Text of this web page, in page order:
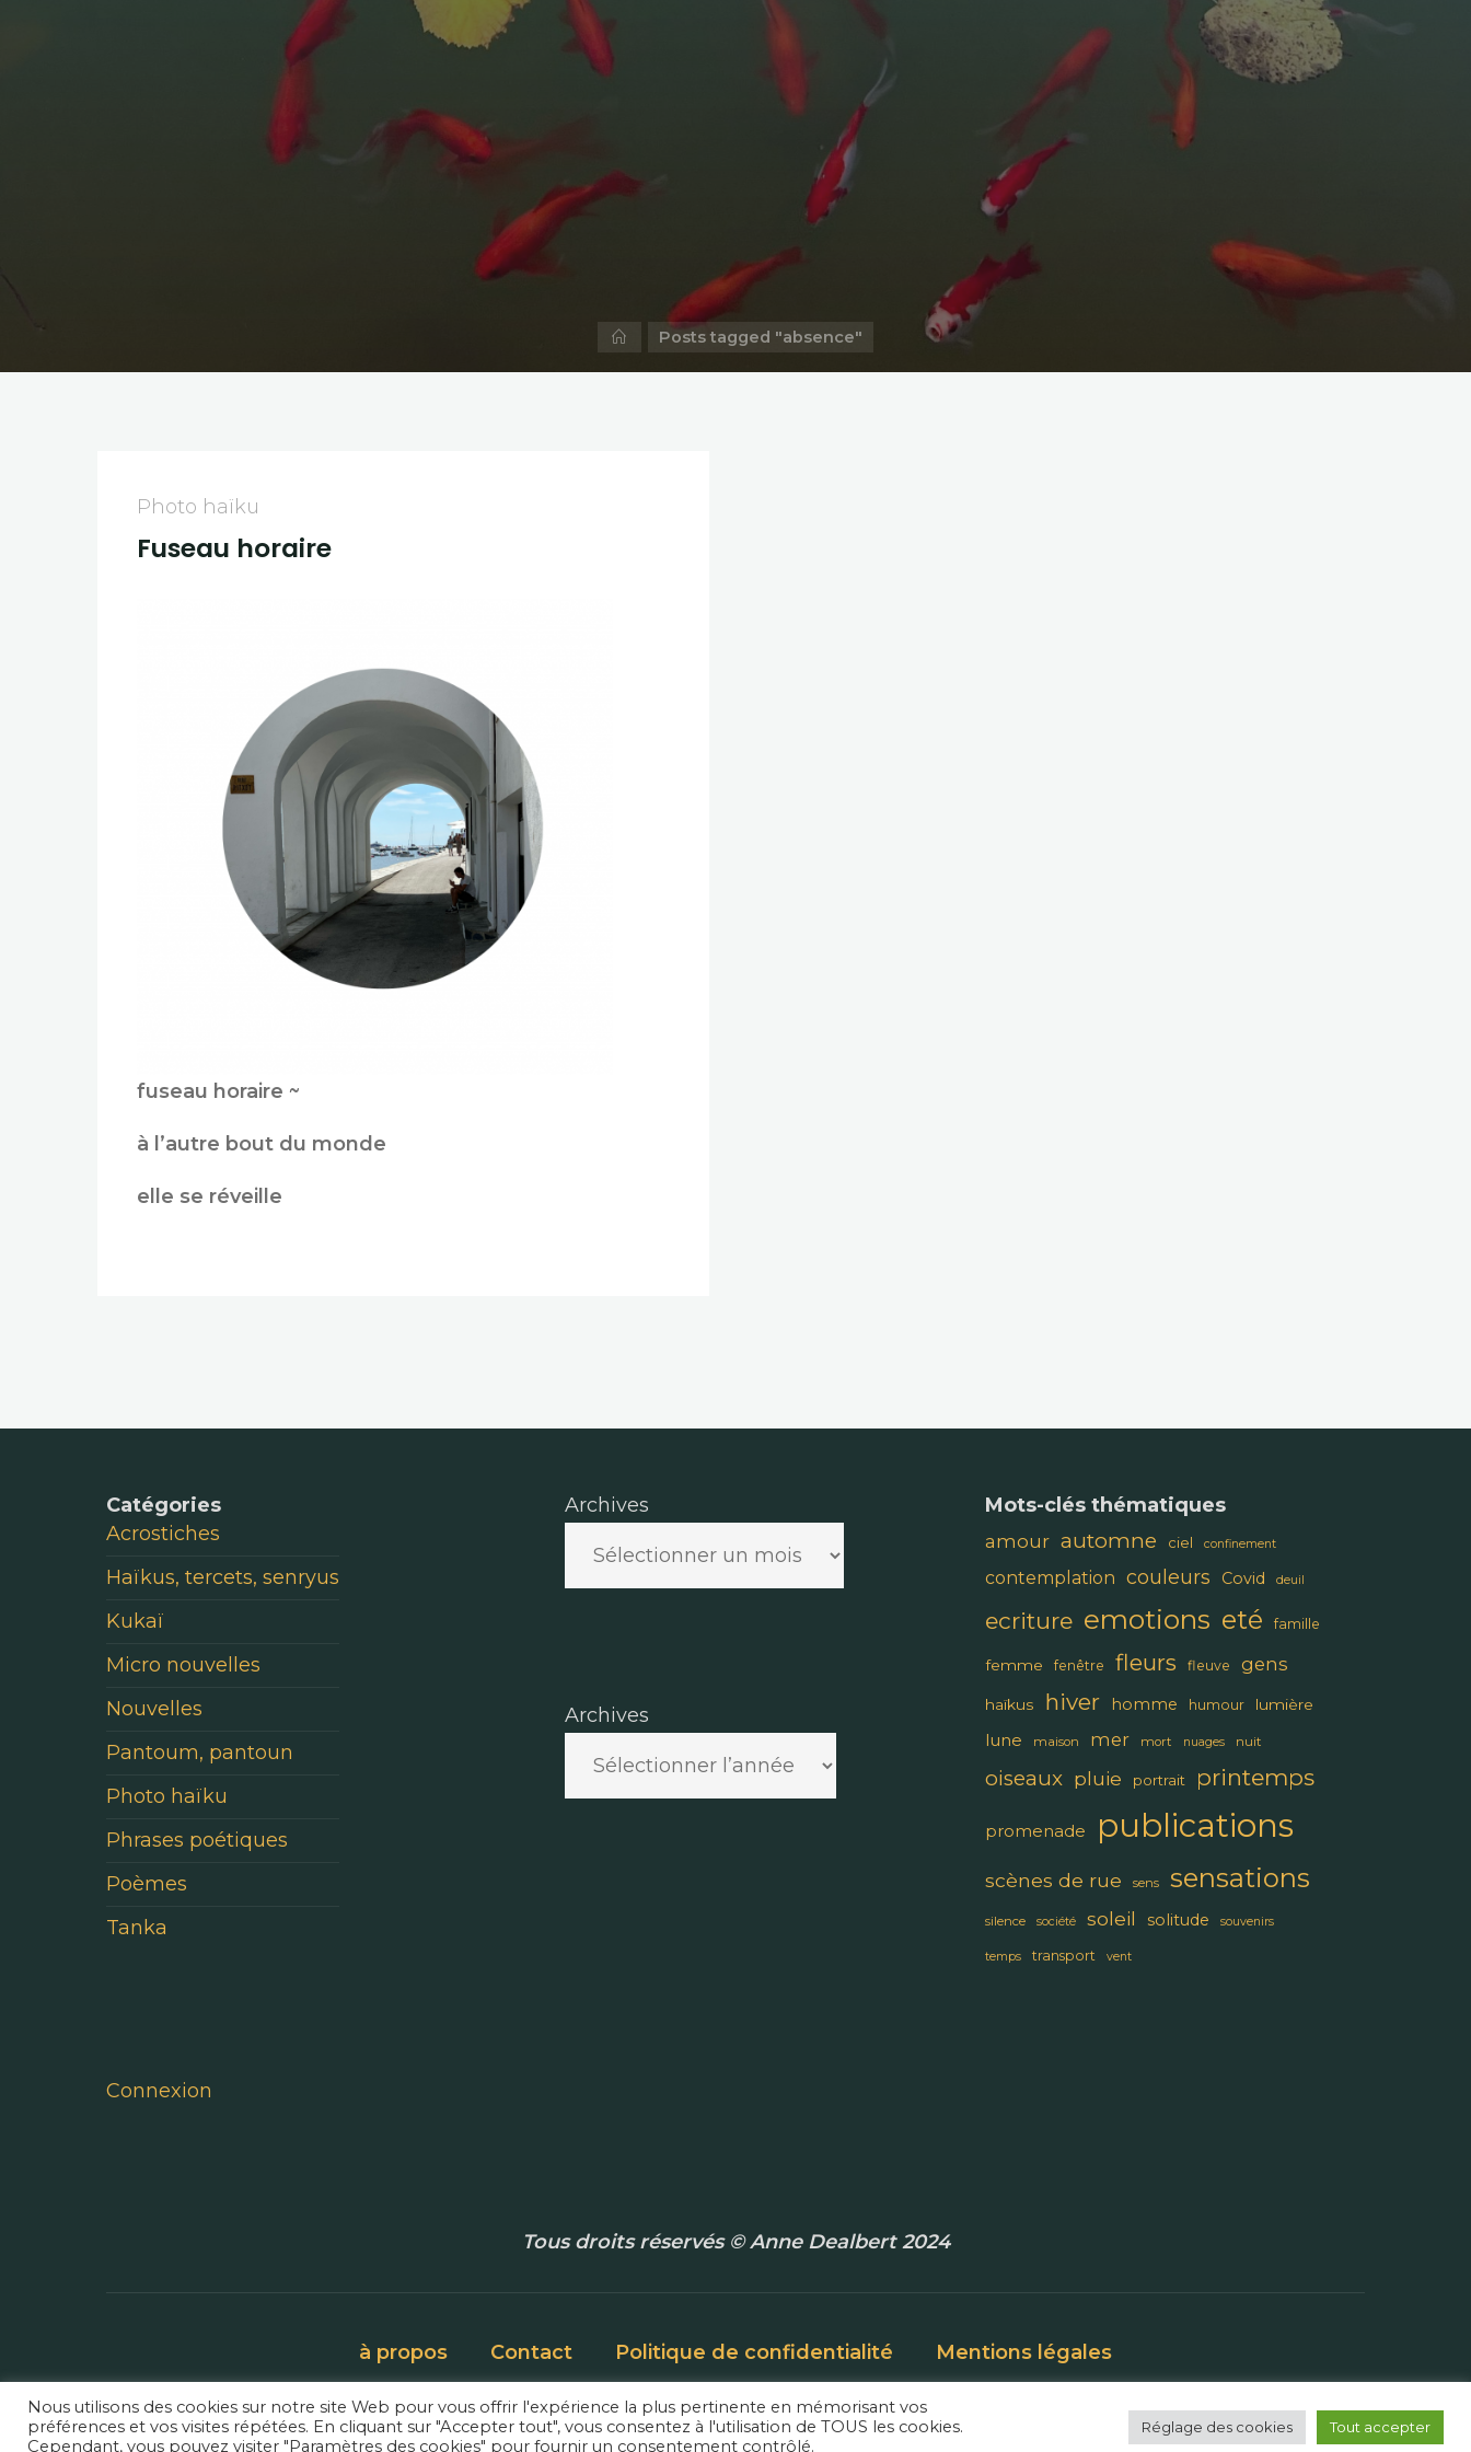
HomePosts tagged "absence"
Photo haïku
Fuseau horaire
fuseau horaire ~
à l’autre bout du monde
elle se réveille
Catégories
Acrostiches
Haïkus, tercets, senryus
Kukaï
Micro nouvelles
Nouvelles
Pantoum, pantoun
Photo haïku
Phrases poétiques
Poèmes
Tanka
Archives
Archives
Mots-clés thématiques
amour automne ciel confinement
contemplation couleurs Covid deuil
ecriture emotions eté famille
femme fenêtre fleurs fleuve gens
haïkus hiver homme humour lumière
lune maison mer mort nuages nuit
oiseaux pluie portrait printemps
promenade publications
scènes de rue sens sensations
silence société soleil solitude souvenirs
temps transport vent
Connexion
Tous droits réservés © Anne Dealbert 2024
à propos Contact Politique de confidentialité Mentions légales
Nous utilisons des cookies sur notre site Web pour vous offrir l'expérience la plus pertinente en mémorisant vos
préférences et vos visites répétées. En cliquant sur "Accepter tout", vous consentez à l'utilisation de TOUS les cookies.
Cependant, vous pouvez visiter "Paramètres des cookies" pour fournir un consentement contrôlé.
Réglage des cookies Tout accepter